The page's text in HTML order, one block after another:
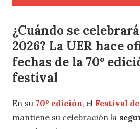
¿Cuándo se
2026? La UER hace
fechas de la 70º
festival
En su 70º edición, el Festival
mantiene su celebración la